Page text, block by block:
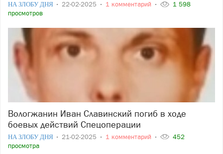
НА ЗЛОБУ ДНЯ 22-02-2025 1 комментарий
1 598
просмотров
Вологжанин Иван Славинский погиб в ходе
боевых действий Спецоперации
НА ЗЛОБУ ДНЯ 21-02-2025 1 комментарий
452
просмотра